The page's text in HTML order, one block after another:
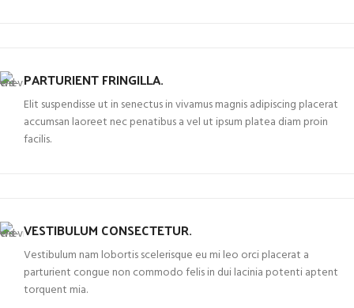
PARTURIENT FRINGILLA.
Elit suspendisse ut in senectus in vivamus magnis adipiscing placerat
accumsan laoreet nec penatibus a vel ut ipsum platea diam proin
facilis.
VESTIBULUM CONSECTETUR.
Vestibulum nam lobortis scelerisque eu mi leo orci placerat a
parturient congue non commodo felis in dui lacinia potenti aptent
torquent mia.